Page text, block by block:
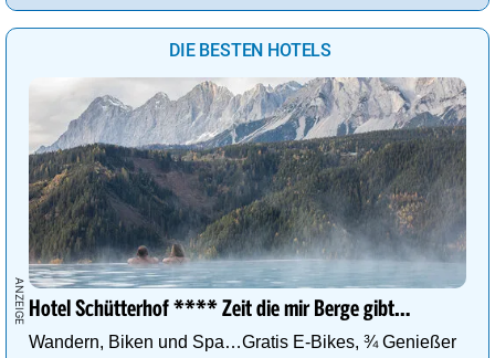
DIE BESTEN HOTELS
Hotel Schütterhof **** Zeit die mir Berge gibt…
Wandern, Biken und Spa…Gratis E-Bikes, ¾ Genießer